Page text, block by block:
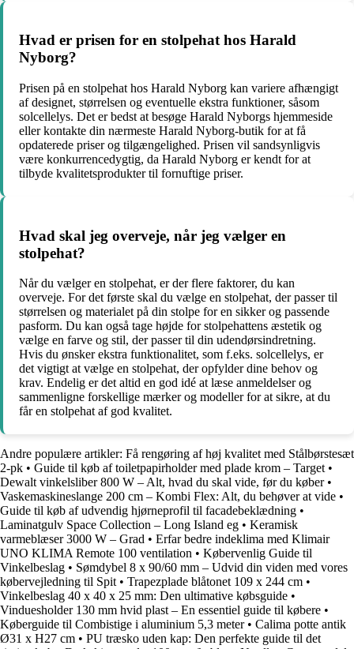
Hvad er prisen for en stolpehat hos Harald
Nyborg?
Prisen på en stolpehat hos Harald Nyborg kan variere afhængigt
af designet, størrelsen og eventuelle ekstra funktioner, såsom
solcellelys. Det er bedst at besøge Harald Nyborgs hjemmeside
eller kontakte din nærmeste Harald Nyborg-butik for at få
opdaterede priser og tilgængelighed. Prisen vil sandsynligvis
være konkurrencedygtig, da Harald Nyborg er kendt for at
tilbyde kvalitetsprodukter til fornuftige priser.
Hvad skal jeg overveje, når jeg vælger en
stolpehat?
Når du vælger en stolpehat, er der flere faktorer, du kan
overveje. For det første skal du vælge en stolpehat, der passer til
størrelsen og materialet på din stolpe for en sikker og passende
pasform. Du kan også tage højde for stolpehattens æstetik og
vælge en farve og stil, der passer til din udendørsindretning.
Hvis du ønsker ekstra funktionalitet, som f.eks. solcellelys, er
det vigtigt at vælge en stolpehat, der opfylder dine behov og
krav. Endelig er det altid en god idé at læse anmeldelser og
sammenligne forskellige mærker og modeller for at sikre, at du
får en stolpehat af god kvalitet.
Andre populære artikler: Få rengøring af høj kvalitet med Stålbørstesæt
2-pk • Guide til køb af toiletpapirholder med plade krom – Target•
Dewalt vinkelsliber 800 W – Alt, hvad du skal vide, før du køber•
Vaskemaskineslange 200 cm – Kombi Flex: Alt, du behøver at vide •
Guide til køb af udvendig hjørneprofil til facadebeklædning •
Laminatgulv Space Collection – Long Island eg • Keramisk
varmeblæser 3000 W – Grad • Erfar bedre indeklima med Klimair
UNO KLIMA Remote 100 ventilation • Købervenlig Guide til
Vinkelbeslag • Sømdybel 8 x 90/60 mm – Udvid din viden med vores
købervejledning til Spit• Trapezplade blåtonet 109 x 244 cm •
Vinkelbeslag 40 x 40 x 25 mm: Den ultimative købsguide •
Vinduesholder 130 mm hvid plast – En essentiel guide til købere •
Køberguide til Combistige i aluminium 5,3 meter• Calima potte antik
Ø31 x H27 cm • PU træsko uden kap: Den perfekte guide til det